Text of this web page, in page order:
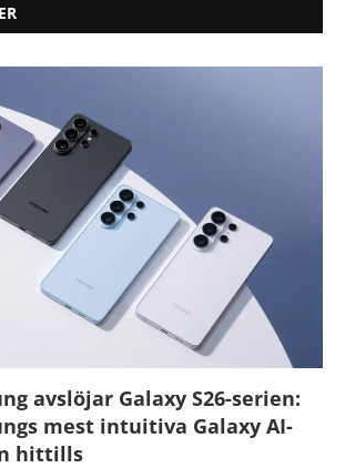
avslöjar Galaxy S26-serien:
mest intuitiva Galaxy AI-
hittills